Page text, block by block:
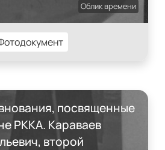
Облик времени
посвященные
РККА. Караваев
второй